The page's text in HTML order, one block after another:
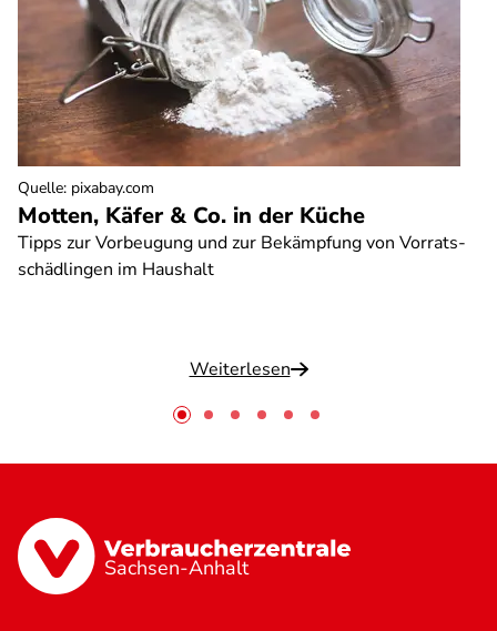
Motten, Käfer & Co. in der Küche
Tipps zur Vorbeugung und zur Bekämpfung von Vorrats-
schädlingen im Haushalt
Weiterlesen
Quelle: pixabay.com
Sachsen-Anhalt